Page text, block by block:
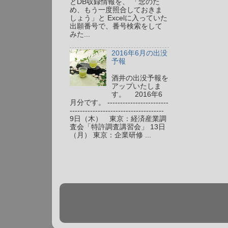
とDB収録情報を、 「念のた
め、もう一度照合しておきま
しょう」と Excelに入っていた
出願番号で、番号検索をして
みた...
2016年6月の出没
予報
酒井の出没予報を
アップいたしま
す。 2016年6
月分です。 ------------------------
-------------------------------------
9日（木） 東京：経済産業調
査会「特許調査講習会」 13日
（月） 東京：企業研修 ...